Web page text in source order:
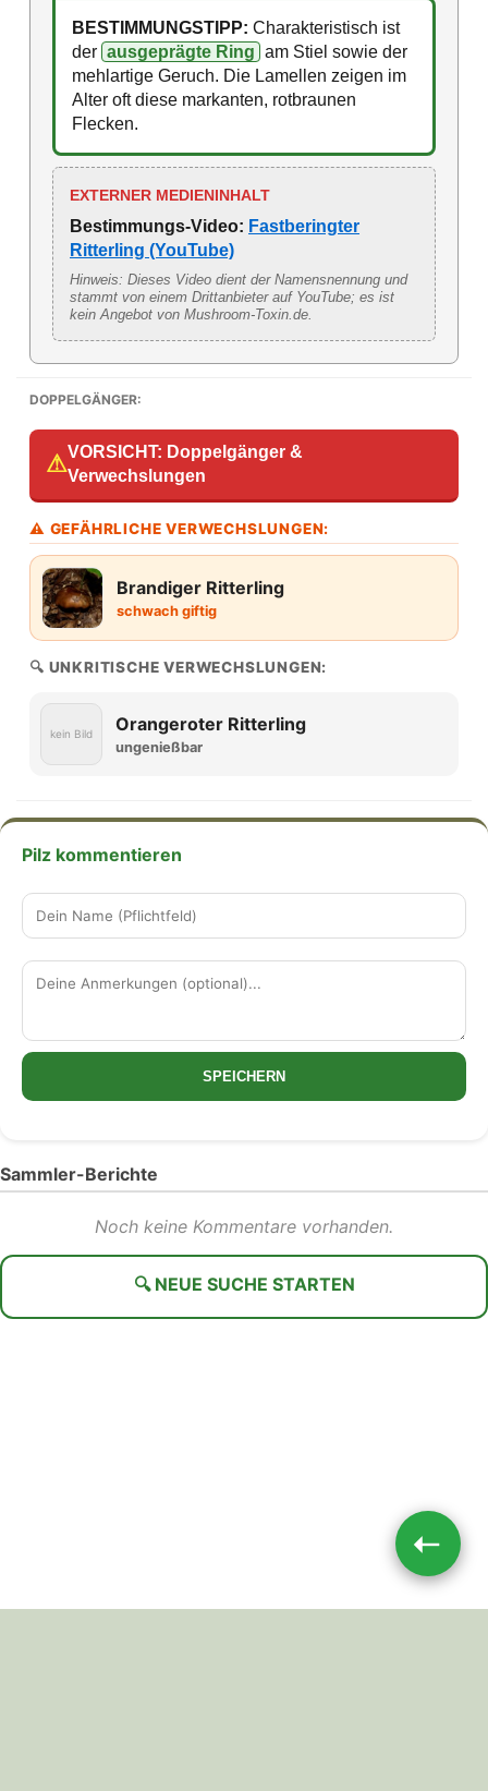
BESTIMMUNGSTIPP: Charakteristisch ist
der ausgeprägte Ring am Stiel sowie der
mehlartige Geruch. Die Lamellen zeigen im
Alter oft diese markanten, rotbraunen
Flecken.
EXTERNER MEDIENINHALT
Bestimmungs-Video: Fastberingter
Ritterling (YouTube)
Hinweis: Dieses Video dient der Namensnennung und
stammt von einem Drittanbieter auf YouTube; es ist
kein Angebot von Mushroom-Toxin.de.
DOPPELGÄNGER:
⚠VORSICHT: Doppelgänger &
Verwechslungen
⚠ GEFÄHRLICHE VERWECHSLUNGEN:
Brandiger Ritterling
schwach giftig
🔍 UNKRITISCHE VERWECHSLUNGEN:
kein Bild Orangeroter Ritterling
ungenießbar
Pilz kommentieren
SPEICHERN
Sammler-Berichte
Noch keine Kommentare vorhanden.
🔍 NEUE SUCHE STARTEN
➝